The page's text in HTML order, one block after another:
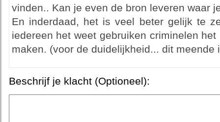
vinden.. Kan je even de bron leveren waar
En inderdaad, het is veel beter gelijk te
iedereen het weet gebruiken criminelen
maken. (voor de duidelijkheid... dit meende
Beschrijf je klacht (Optioneel):